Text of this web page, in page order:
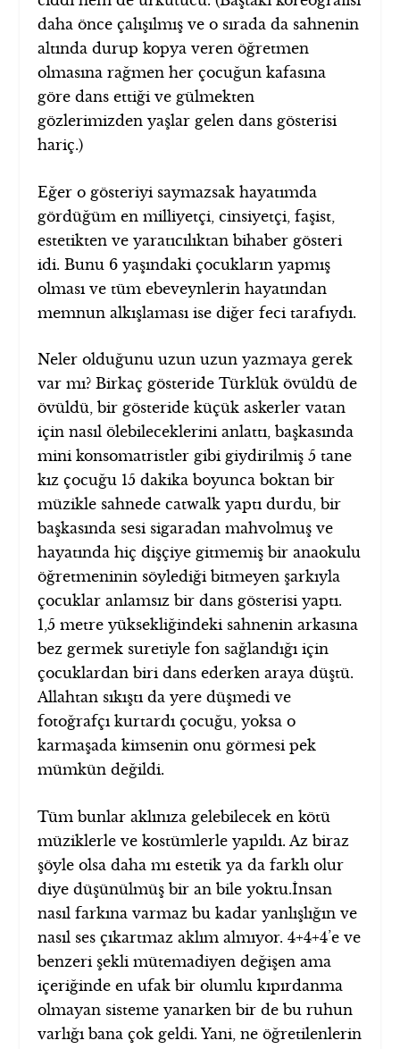
daha önce çalışılmış ve o sırada da sahnenin
altında durup kopya veren öğretmen
olmasına rağmen her çocuğun kafasına
göre dans ettiği ve gülmekten
gözlerimizden yaşlar gelen dans gösterisi
hariç.)
Eğer o gösteriyi saymazsak hayatımda
gördüğüm en milliyetçi, cinsiyetçi, faşist,
estetikten ve yaratıcılıktan bihaber gösteri
idi. Bunu 6 yaşındaki çocukların yapmış
olması ve tüm ebeveynlerin hayatından
memnun alkışlaması ise diğer feci tarafıydı.
Neler olduğunu uzun uzun yazmaya gerek
var mı? Birkaç gösteride Türklük övüldü de
övüldü, bir gösteride küçük askerler vatan
için nasıl ölebileceklerini anlattı, başkasında
mini konsomatristler gibi giydirilmiş 5 tane
kız çocuğu 15 dakika boyunca boktan bir
müzikle sahnede catwalk yaptı durdu, bir
başkasında sesi sigaradan mahvolmuş ve
hayatında hiç dişçiye gitmemiş bir anaokulu
öğretmeninin söylediği bitmeyen şarkıyla
çocuklar anlamsız bir dans gösterisi yaptı.
1,5 metre yüksekliğindeki sahnenin arkasına
bez germek suretiyle fon sağlandığı için
çocuklardan biri dans ederken araya düştü.
Allahtan sıkıştı da yere düşmedi ve
fotoğrafçı kurtardı çocuğu, yoksa o
karmaşada kimsenin onu görmesi pek
mümkün değildi.
Tüm bunlar aklınıza gelebilecek en kötü
müziklerle ve kostümlerle yapıldı. Az biraz
şöyle olsa daha mı estetik ya da farklı olur
diye düşünülmüş bir an bile yoktu.İnsan
nasıl farkına varmaz bu kadar yanlışlığın ve
nasıl ses çıkartmaz aklım almıyor. 4+4+4’e ve
benzeri şekli mütemadiyen değişen ama
içeriğinde en ufak bir olumlu kıpırdanma
olmayan sisteme yanarken bir de bu ruhun
varlığı bana çok geldi. Yani, ne öğretilenlerin